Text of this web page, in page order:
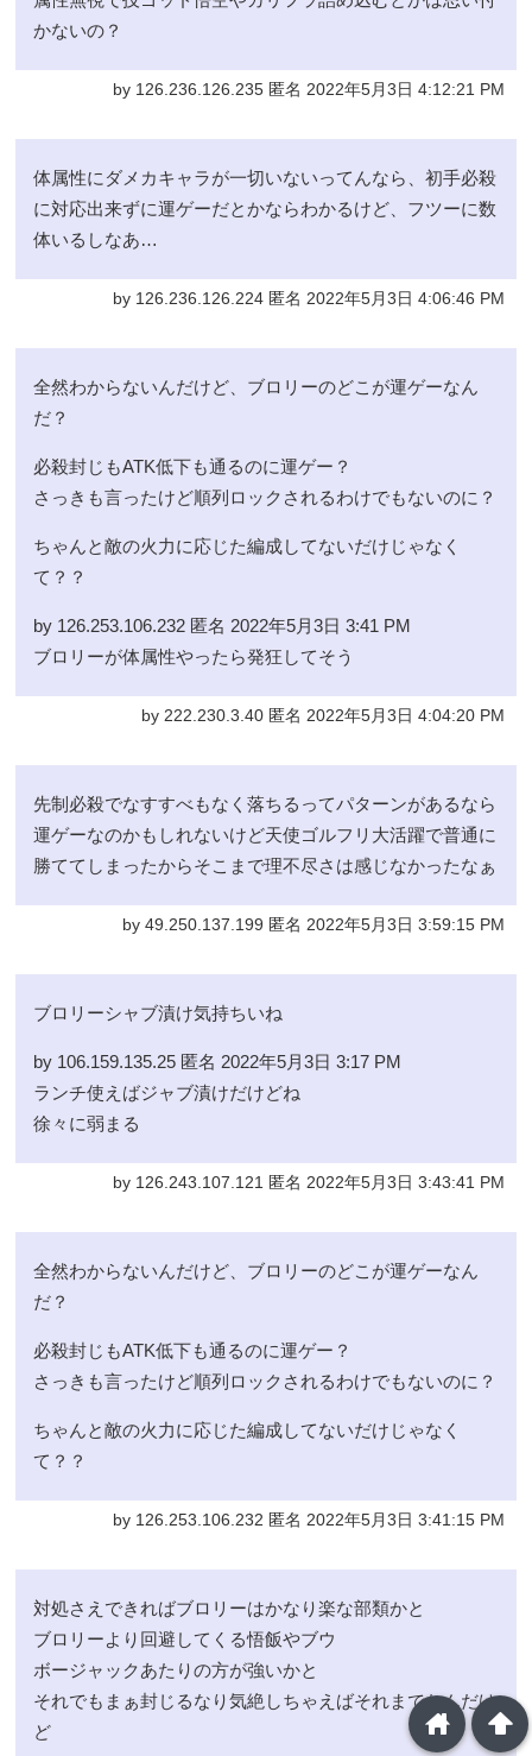
かないの？
by 126.236.126.235 匿名 2022年5月3日 4:12:21 PM
体属性にダメカキャラが一切いないってんなら、初手必殺
に対応出来ずに運ゲーだとかならわかるけど、フツーに数
体いるしなあ…
by 126.236.126.224 匿名 2022年5月3日 4:06:46 PM
全然わからないんだけど、ブロリーのどこが運ゲーなん
だ？
必殺封じもATK低下も通るのに運ゲー？
さっきも言ったけど順列ロックされるわけでもないのに？
ちゃんと敵の火力に応じた編成してないだけじゃなく
て？？
by 126.253.106.232 匿名 2022年5月3日 3:41 PM
ブロリーが体属性やったら発狂してそう
by 222.230.3.40 匿名 2022年5月3日 4:04:20 PM
先制必殺でなすすべもなく落ちるってパターンがあるなら
運ゲーなのかもしれないけど天使ゴルフリ大活躍で普通に
勝ててしまったからそこまで理不尽さは感じなかったなぁ
by 49.250.137.199 匿名 2022年5月3日 3:59:15 PM
ブロリーシャブ漬け気持ちいね
by 106.159.135.25 匿名 2022年5月3日 3:17 PM
ランチ使えばジャブ漬けだけどね
徐々に弱まる
by 126.243.107.121 匿名 2022年5月3日 3:43:41 PM
全然わからないんだけど、ブロリーのどこが運ゲーなん
だ？
必殺封じもATK低下も通るのに運ゲー？
さっきも言ったけど順列ロックされるわけでもないのに？
ちゃんと敵の火力に応じた編成してないだけじゃなく
て？？
by 126.253.106.232 匿名 2022年5月3日 3:41:15 PM
対処さえできればブロリーはかなり楽な部類かと
ブロリーより回避してくる悟飯やブウ
ボージャックあたりの方が強いかと
それでもまぁ封じるなり気絶しちゃえばそれまでなんだけ
ど
arrowup
home